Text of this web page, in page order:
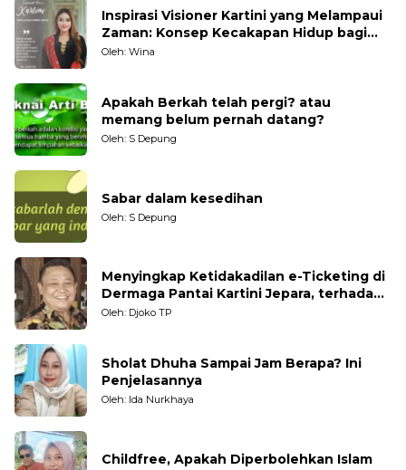
Inspirasi Visioner Kartini yang Melampaui
Zaman: Konsep Kecakapan Hidup bagi
Generasi Muda
Oleh: Wina
Apakah Berkah telah pergi? atau
memang belum pernah datang?
Oleh: S Depung
Sabar dalam kesedihan
Oleh: S Depung
Menyingkap Ketidakadilan e-Ticketing di
Dermaga Pantai Kartini Jepara, terhadap
Nelayan Tradisional
Oleh: Djoko TP
Sholat Dhuha Sampai Jam Berapa? Ini
Penjelasannya
Oleh: Ida Nurkhaya
Childfree, Apakah Diperbolehkan Islam